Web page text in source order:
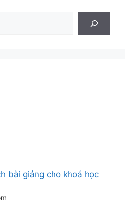
bài giảng cho khoá học